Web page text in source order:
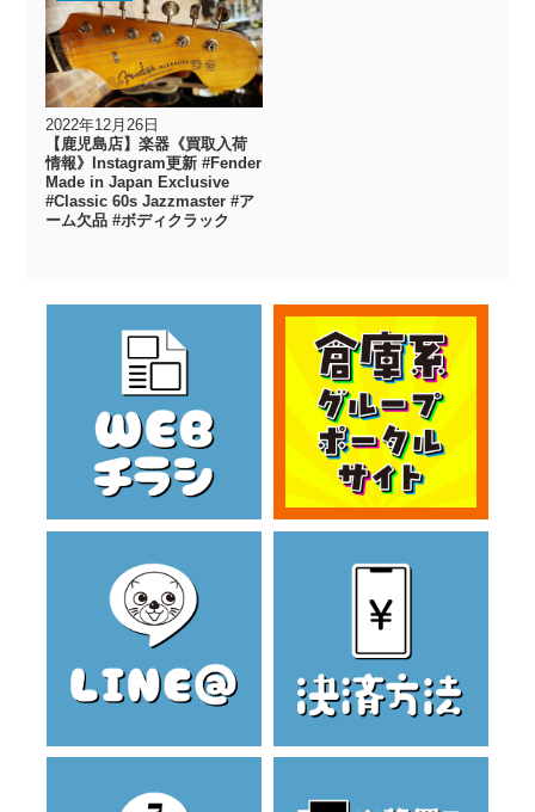
2022年12月26日
【鹿児島店】楽器《買取入荷
情報》Instagram更新 #Fender
Made in Japan Exclusive
#Classic 60s Jazzmaster #ア
ーム欠品 #ボディクラック